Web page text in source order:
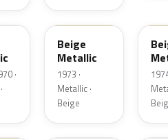
·
1333
Beige
Metallic
1973 ·
Metallic ·
Beige
1715